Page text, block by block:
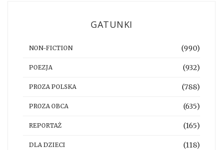
GATUNKI
NON-FICTION (990)
POEZJA (932)
PROZA POLSKA (788)
PROZA OBCA (635)
REPORTAŻ (165)
DLA DZIECI (118)